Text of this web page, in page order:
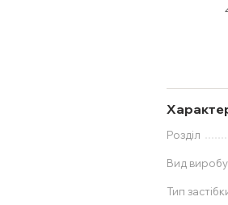
Розділ
Вид виробу
Тип